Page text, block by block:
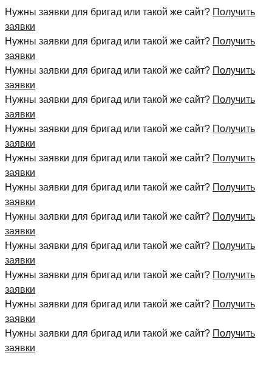
Нужны заявки для бригад или такой же сайт? Получить
заявки
Нужны заявки для бригад или такой же сайт? Получить
заявки
Нужны заявки для бригад или такой же сайт? Получить
заявки
Нужны заявки для бригад или такой же сайт? Получить
заявки
Нужны заявки для бригад или такой же сайт? Получить
заявки
Нужны заявки для бригад или такой же сайт? Получить
заявки
Нужны заявки для бригад или такой же сайт? Получить
заявки
Нужны заявки для бригад или такой же сайт? Получить
заявки
Нужны заявки для бригад или такой же сайт? Получить
заявки
Нужны заявки для бригад или такой же сайт? Получить
заявки
Нужны заявки для бригад или такой же сайт? Получить
заявки
Нужны заявки для бригад или такой же сайт? Получить
заявки